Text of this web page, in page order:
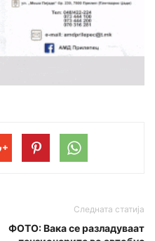
Следната статија
ФОТО: Вака се разладуваат